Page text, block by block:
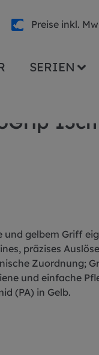
Preise inkl.
SERIEN
und gelbem Griff
präzises
Zuordnung;
und einfache
(PA) in Gelb.